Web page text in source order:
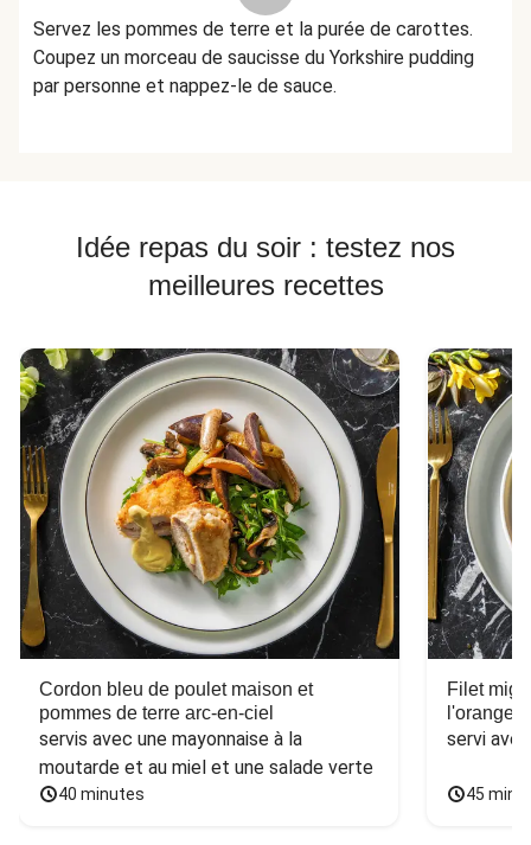
Servez les pommes de terre et la purée de carottes.
Coupez un morceau de saucisse du Yorkshire pudding
par personne et nappez-le de sauce.
Idée repas du soir : testez nos
meilleures recettes
Cordon bleu de poulet maison et
pommes de terre arc-en-ciel
servis avec une mayonnaise à la
moutarde et au miel et une salade verte
40 minutes
Filet
l'orange
servi
45